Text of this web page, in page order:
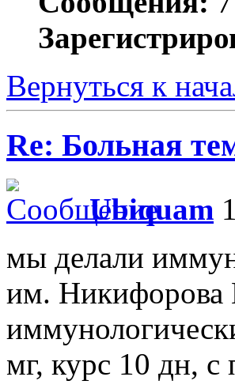
Вернуться к
Re: Больная
Ubiquam
мы делали
им.
мг, курс 10 дн, с